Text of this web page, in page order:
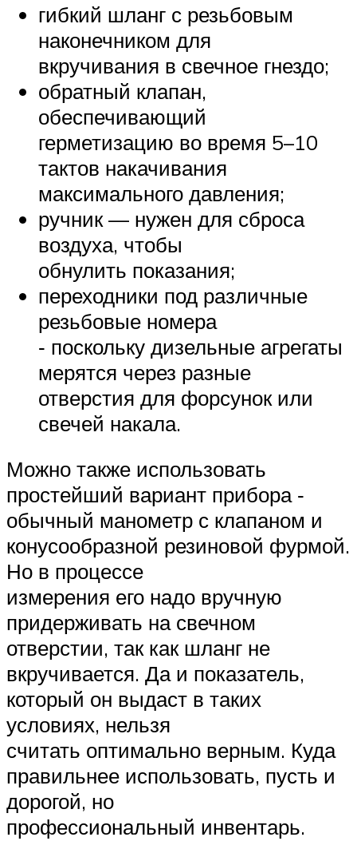
гибкий шланг с резьбовым
наконечником для
вкручивания в свечное гнездо;
обратный клапан,
обеспечивающий
герметизацию во время 5–10
тактов накачивания
максимального давления;
ручник — нужен для сброса
воздуха, чтобы
обнулить показания;
переходники под различные
резьбовые номера
‐ поскольку дизельные агрегаты
мерятся через разные
отверстия для форсунок или
свечей накала.
Можно также использовать
простейший вариант прибора ‐
обычный манометр с клапаном и
конусообразной резиновой фурмой.
Но в процессе
измерения его надо вручную
придерживать на свечном
отверстии, так как шланг не
вкручивается. Да и показатель,
который он выдаст в таких
условиях, нельзя
считать оптимально верным. Куда
правильнее использовать, пусть и
дорогой, но
профессиональный инвентарь.